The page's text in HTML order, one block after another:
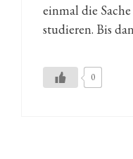
einmal die
studieren. Bis
0